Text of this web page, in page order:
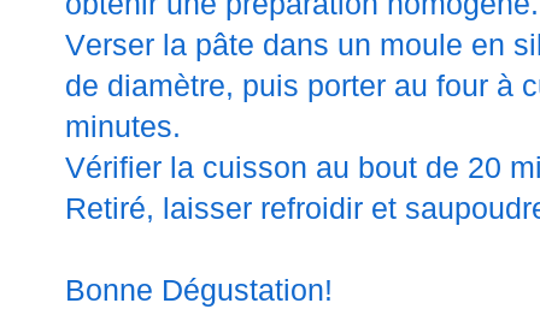
Verser la pâte dans un moule en
de diamètre, puis porter au four à
minutes.
Vérifier la cuisson au bout de 20
Retiré, laisser refroidir et
Bonne Dégustation!